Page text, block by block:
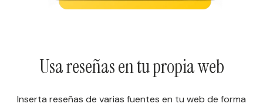
Usa reseñas en tu propia web
Inserta reseñas de varias fuentes en tu web de forma